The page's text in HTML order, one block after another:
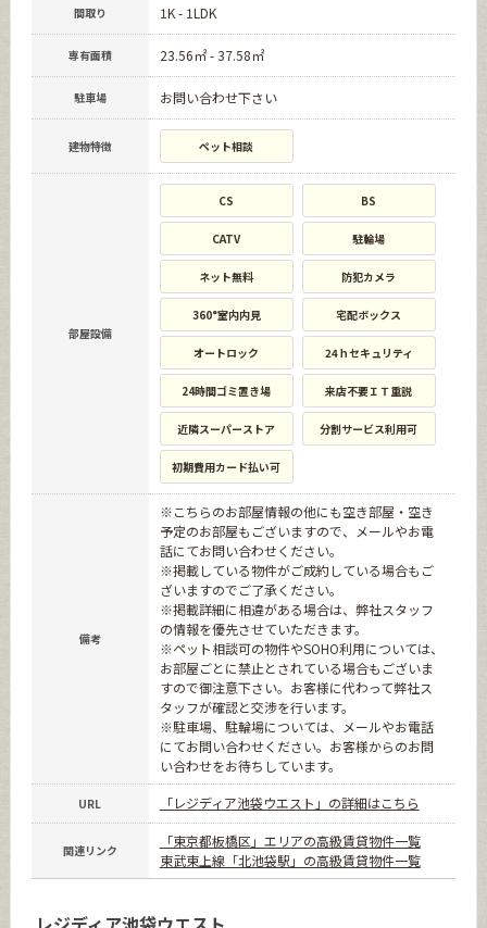
間取り 1K - 1LDK
専有面積 23.56㎡ - 37.58㎡
駐車場 お問い合わせ下さい
建物特徴 ペット相談
部屋設備
CS BS
CATV 駐輪場
ネット無料 防犯カメラ
360°室内内見 宅配ボックス
オートロック 24ｈセキュリティ
24時間ゴミ置き場 来店不要ＩＴ重説
近隣スーパーストア 分割サービス利用可
初期費用カード払い可
備考
※こちらのお部屋情報の他にも空き部屋・空き
予定のお部屋もございますので、メールやお電
話にてお問い合わせください。
※掲載している物件がご成約している場合もご
ざいますのでご了承ください。
※掲載詳細に相違がある場合は、弊社スタッフ
の情報を優先させていただきます。
※ペット相談可の物件やSOHO利用については、
お部屋ごとに禁止とされている場合もございま
すので御注意下さい。お客様に代わって弊社ス
タッフが確認と交渉を行います。
※駐車場、駐輪場については、メールやお電話
にてお問い合わせください。お客様からのお問
い合わせをお待ちしています。
URL 「レジディア池袋ウエスト」の詳細はこちら
関連リンク
「東京都板橋区」エリアの高級賃貸物件一覧
東武東上線「北池袋駅」の高級賃貸物件一覧